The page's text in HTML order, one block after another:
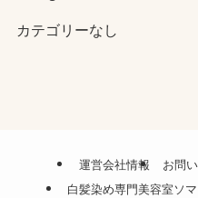
カテゴリーなし
運営会社情報 お問
白髪染め専門美容室ソマ